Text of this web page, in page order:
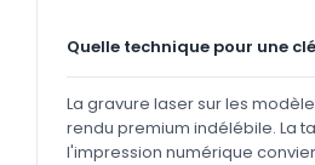
Quelle technique pour une clé
La gravure laser sur les
rendu premium indélébile. La
l'impression numérique